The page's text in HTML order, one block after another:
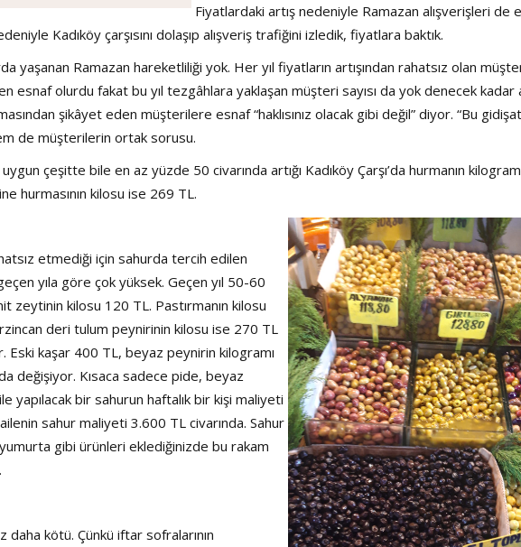
Fiyatlardaki artış nedeniyle Ramazan alışverişleri de
Kadıköy çarşısını dolaşıp alışveriş trafiğini izledik, fiyatlara baktık.
yaşanan Ramazan hareketliliği yok. Her yıl fiyatların artışından rahatsız olan
esnaf olurdu fakat bu yıl tezgâhlara yaklaşan müşteri sayısı da yok denecek kadar
şikâyet eden müşterilere esnaf “haklısınız olacak gibi değil” diyor. “Bu
de müşterilerin ortak sorusu.
çeşitte bile en az yüzde 50 civarında artığı Kadıköy Çarşı’da hurmanın kilogram
hurmasının kilosu ise 269 TL.
etmediği için sahurda tercih edilen
yıla göre çok yüksek. Geçen yıl 50-60
zeytinin kilosu 120 TL. Pastırmanın kilosu
deri tulum peynirinin kilosu ise 270 TL
Eski kaşar 400 TL, beyaz peynirin kilogramı
değişiyor. Kısaca sadece pide, beyaz
yapılacak bir sahurun haftalık bir kişi maliyeti
sahur maliyeti 3.600 TL civarında. Sahur
gibi ürünleri eklediğinizde bu rakam
kötü. Çünkü iftar sofralarının